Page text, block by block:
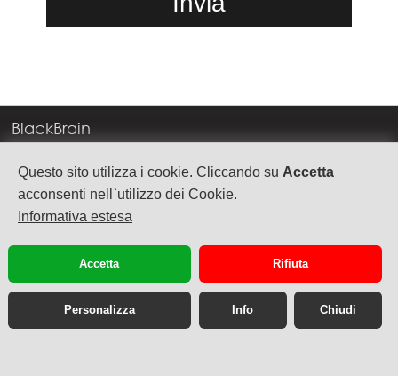
Questo sito utilizza i cookie. Cliccando su Accetta
acconsenti nell`utilizzo dei Cookie.
Informativa estesa
Accetta Rifiuta
Personalizza Info Chiudi
BlackBrain
Corso Milano, 83
37138 Verona
TEL. +39 045 575888
P.Iva 03992340236